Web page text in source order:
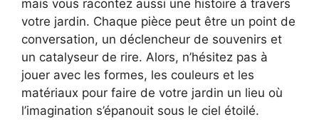
mais vous racontez aussi une histoire à travers
votre jardin. Chaque pièce peut être un point de
conversation, un déclencheur de souvenirs et
un catalyseur de rire. Alors, n’hésitez pas à
jouer avec les formes, les couleurs et les
matériaux pour faire de votre jardin un lieu où
l’imagination s’épanouit sous le ciel étoilé.